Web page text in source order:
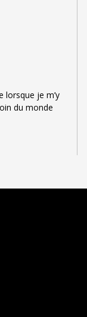
lorsque je m’y
du monde